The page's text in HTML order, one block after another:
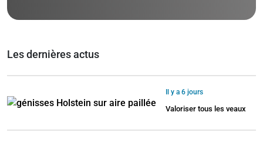
Les dernières actus
Il y a 6 jours
Valoriser tous les veaux